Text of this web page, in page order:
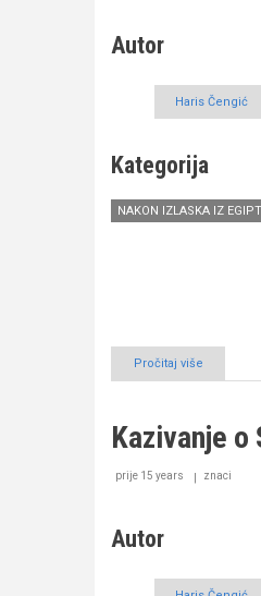
Autor
Haris Čengić
Kategorija
NAKON IZLASKA IZ
Pročitaj više
Kazivanje
jāsu
i
El-
Kazivanje o
prije 15 years znaci
Autor